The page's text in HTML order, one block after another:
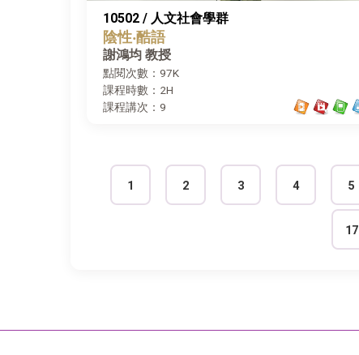
10502 / 人文社會學群
陰性‧酷語
謝鴻均 教授
點閱次數：97K
課程時數：2H
課程講次：9
1 2 3 4 5
17